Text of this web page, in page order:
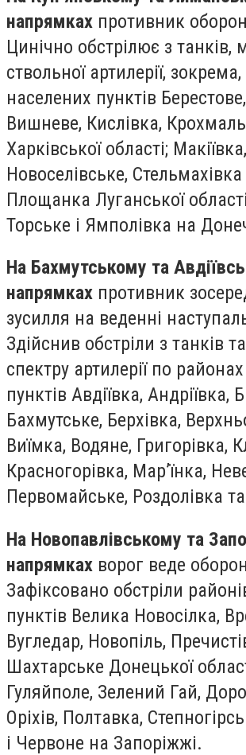
напрямках противник
Цинічно обстрілює з танків,
ствольної артилерії,
населених пунктів
Вишневе, Кислівка,
Харківської області; Макіївка,
Новоселівське, Стельмахівка
Площанка Луганської
Торське і Ямполівка на
На Бахмутському та
напрямках противник
зусилля на веденні
Здійснив обстріли з танків
спектру артилерії по
пунктів Авдіївка, Андріївка,
Бахмутське, Берхівка,
Виїмка, Водяне, Григорівка,
Красногорівка, Мар’їнка,
Первомайське, Роздолівка
На Новопавлівському та
напрямках ворог веде
Зафіксовано обстріли
пунктів Велика Новосілка,
Вугледар, Новопіль,
Шахтарське Донецької
Гуляйполе, Зелений Гай,
Оріхів, Полтавка,
і Червоне на Запоріжжі.